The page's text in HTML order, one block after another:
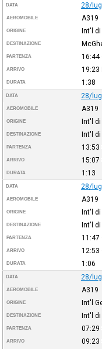
DATA 28/
AEROMOBILE A319
ORIGINE Int'l di
DESTINAZIONE
PARTENZA 16:44
ARRIVO 19:23
DURATA 1:38
DATA 28/
AEROMOBILE A319
ORIGINE Int'l di
DESTINAZIONE Int'l di
PARTENZA 13:53
ARRIVO 15:07
DURATA 1:13
DATA 28/
AEROMOBILE A319
ORIGINE Int'l di
DESTINAZIONE Int'l di
PARTENZA 11:47
ARRIVO 12:53
DURATA 1:06
DATA 28/
AEROMOBILE A319
ORIGINE Int'l
DESTINAZIONE Int'l di
PARTENZA 07:29
ARRIVO 09:23